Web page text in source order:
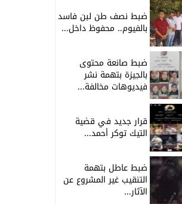
ضبط نصف طن لبن فاسد
بالفيوم.. محفوظ داخل...
ضبط صانعة محتوى
بالجيزة بتهمة نشر
فيديوهات مخالفة...
قرار جديد في قضية
التيك توكر أحمد...
ضبط عاطل بتهمة
التنقيب غير المشروع عن
الآثار...